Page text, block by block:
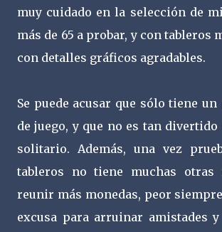
muy cuidado en la selección de
más de 65 a probar, y con tableros
con detalles gráficos agradables.
Se puede acusar que sólo tiene
de juego, y que no es tan divertido
solitario. Además, una vez
tableros no tiene muchas otras
reunir más monedas, peor
excusa para arruinar amistades